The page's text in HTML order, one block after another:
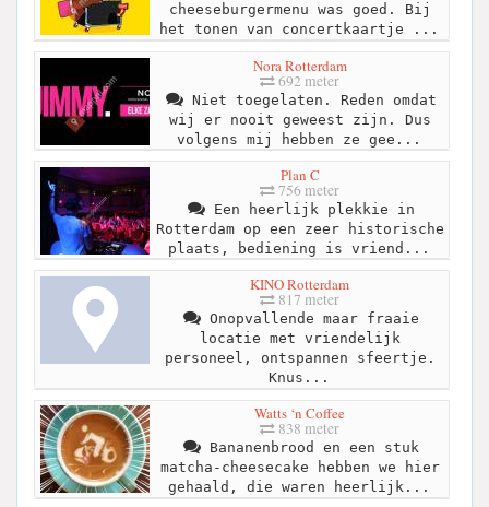
cheeseburgermenu was goed. Bij
het tonen van concertkaartje ...
Nora Rotterdam
692 meter
Niet toegelaten. Reden omdat
wij er nooit geweest zijn. Dus
volgens mij hebben ze gee...
Plan C
756 meter
Een heerlijk plekkie in
Rotterdam op een zeer historische
plaats, bediening is vriend...
KINO Rotterdam
817 meter
Onopvallende maar fraaie
locatie met vriendelijk
personeel, ontspannen sfeertje.
Knus...
Watts ‘n Coffee
838 meter
Bananenbrood en een stuk
matcha-cheesecake hebben we hier
gehaald, die waren heerlijk...